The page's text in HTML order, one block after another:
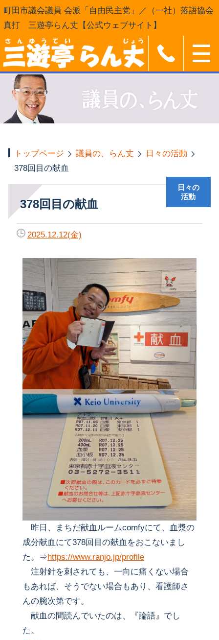
町田市議会議員 会派「自由民主党」／（一社）落語協会
真打 三遊亭らん丈【公式ウェブサイト】
トップページ 議員の、らん丈
日々の活動
378回目の献血
378回目の献血
日々の
活動
2025.12.12(金)
昨日、まちだ献血ルームcomfyにて、血漿の
成分献血にて378回目の献血をおこないまし
た。⇒https://www.ranjo.jp/profile
注射針を刺されても、一向に痛くない場合
もあれば、そうでない場合もあり、看護師さ
んの腕次第です。
献血の間読んでいたのは、『論語』でし
た。